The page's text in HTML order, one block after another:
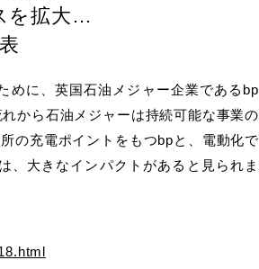
を拡大…
めに、英国石油メジャー企業であるbp
から石油メジャーは持続可能な事業の
の充電ポイントをもつbpと、電動化で
、大きなインパクトがあると見られま